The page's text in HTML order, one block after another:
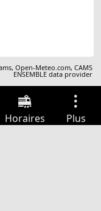
,Open-Meteo.com,CAMS
ENSEMBLE data provider
Horaires Plus